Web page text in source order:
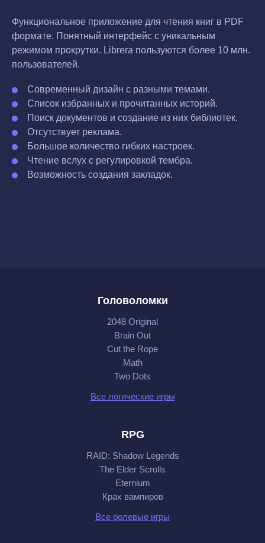
Функциональное приложение для чтения книг в PDF
формате. Понятный интерфейс с уникальным
режимом прокрутки. Librera пользуются более 10 млн.
пользователей.
Современный дизайн с разными темами.
Список избранных и прочитанных историй.
Поиск документов и создание из них библиотек.
Отсутствует реклама.
Большое количество гибких настроек.
Чтение вслух с регулировкой тембра.
Возможность создания закладок.
Головоломки
2048 Original
Brain Out
Cut the Rope
Math
Two Dots
Все логические игры
RPG
RAID: Shadow Legends
The Elder Scrolls
Eternium
Крах вампиров
Все ролевые игры